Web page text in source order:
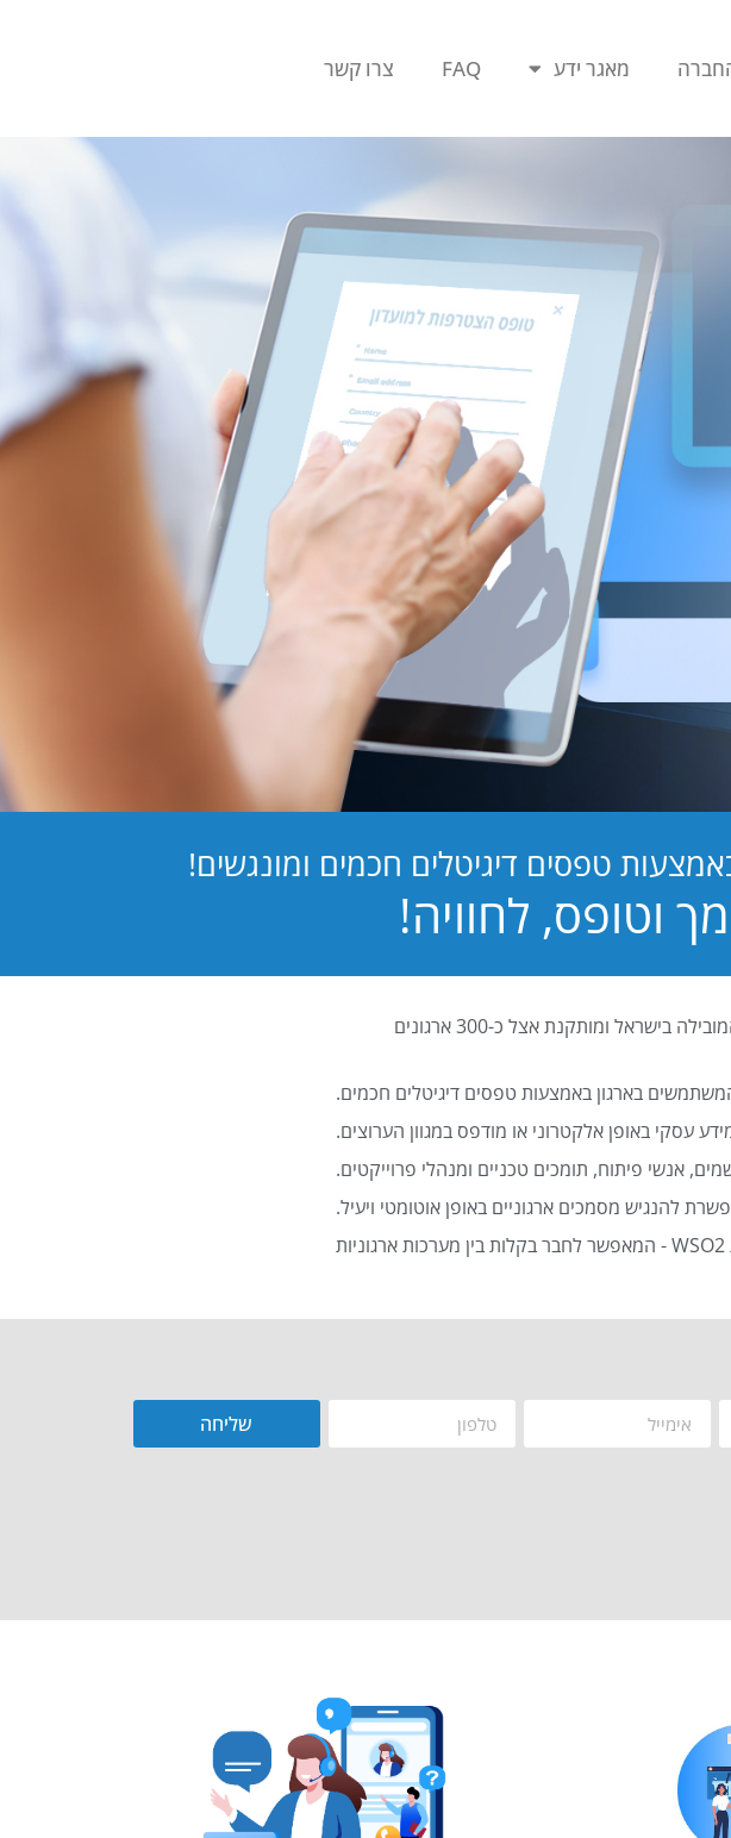
מאגר ידע FAQ צרו קשר
טפסים דיגיטלים חכמים ומונגשים!
PB Digital (PrintBOS Digital) הינה המערכת לטפסים דיגיטלים המובילה בישראל ומותקנת אצל כ-300 ארגונים
בארגון באמצעות טפסים דיגיטלים חכמים.
עסקי באופן אלקטרוני או מודפס במגוון הערוצים.
אנשי פיתוח, תומכים טכניים ומנהלי פרוייקטים.
שליחה